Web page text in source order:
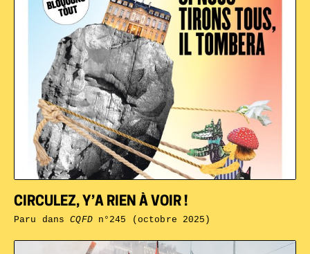
CIRCULEZ, Y’A RIEN À VOIR !
Paru dansCQFDn°245 (octobre 2025)